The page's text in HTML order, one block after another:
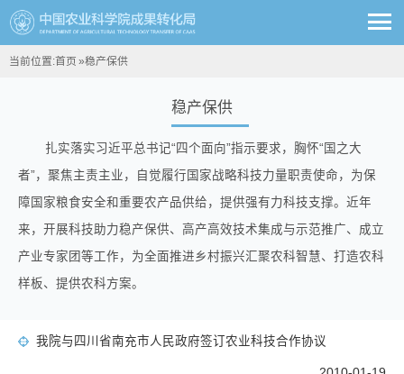
当前位置:首页 »稳产保供
稳产保供
扎实落实习近平总书记“四个面向”指示要求，胸怀“国之大
者”，聚焦主责主业，自觉履行国家战略科技力量职责使命，为保
障国家粮食安全和重要农产品供给，提供强有力科技支撑。近年
来，开展科技助力稳产保供、高产高效技术集成与示范推广、成立
产业专家团等工作，为全面推进乡村振兴汇聚农科智慧、打造农科
样板、提供农科方案。
我院与四川省南充市人民政府签订农业科技合作协议